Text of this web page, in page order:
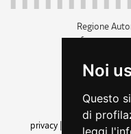
Noi
Questo
di
leggi
Regione
c.f.
privacy
cookie |note legali